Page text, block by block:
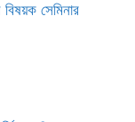
সেমিনার